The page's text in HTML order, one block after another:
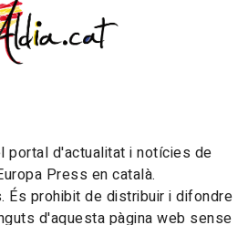
portal d'actualitat i notícies de
Press en català.
És prohibit de distribuir i difondre
d'aquesta pàgina web sense